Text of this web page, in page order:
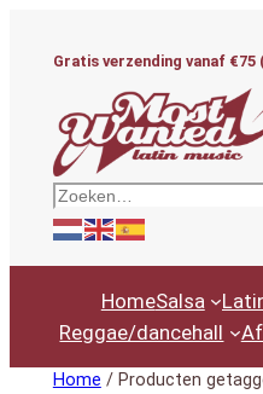
Gratis verzending vanaf €75
Zoeken
HomeSalsa
Reggae/dancehall
Home / Producten